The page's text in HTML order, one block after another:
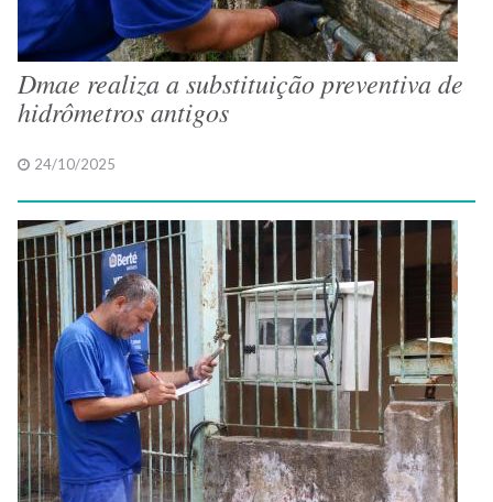
Dmae realiza a substituição preventiva de
hidrômetros antigos
24/10/2025